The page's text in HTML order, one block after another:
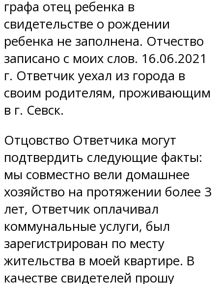
графа отец ребенка в
свидетельстве о рождении
ребенка не заполнена. Отчество
записано с моих слов. 16.06.2021
г. Ответчик уехал из города в
своим родителям, проживающим
в г. Севск.
Отцовство Ответчика могут
подтвердить следующие факты:
мы совместно вели домашнее
хозяйство на протяжении более 3
лет, Ответчик оплачивал
коммунальные услуги, был
зарегистрирован по месту
жительства в моей квартире. В
качестве свидетелей прошу